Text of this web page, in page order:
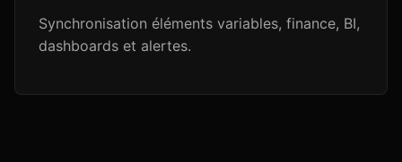
Synchronisation éléments variables, finance, BI,
dashboards et alertes.